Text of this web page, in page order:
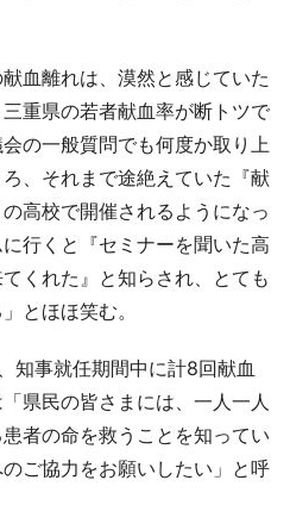
血離れは、漠然と感じていた
重県の若者献血率が断トツで
の一般質問でも何度か取り上
、それまで途絶えていた『献
高校で開催されるようになっ
行くと『セミナーを聞いた高
くれた』と知らされ、とても
とほほ笑む。
知事就任期間中に計8回献血
県民の皆さまには、一人一人
者の命を救うことを知ってい
ご協力をお願いしたい」と呼